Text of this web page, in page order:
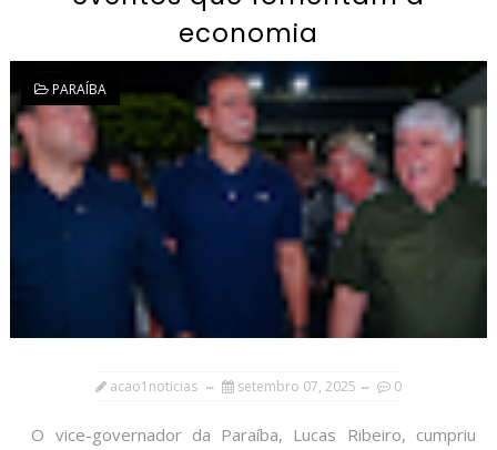
economia
PARAÍBA
acao1noticias setembro 07, 2025 0
O vice-governador da Paraíba, Lucas Ribeiro, cumpriu